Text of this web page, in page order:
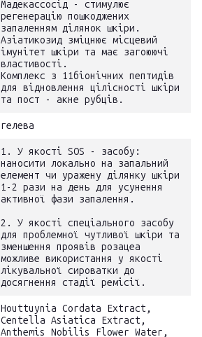
Мадекассосід - стимулює
регенерацію пошкоджених
запаленням ділянок шкіри.
Азіатикозид зміцнює місцевий
імунітет шкіри та має загоюючі
властивості.
Комплекс з 11біонічних пептидів
для відновлення цілісності шкіри
та пост - акне рубців.
гелева
1. У якості SOS - засобу:
наносити локально на запальний
елемент чи уражену ділянку шкіри
1-2 рази на день для усунення
активної фази запалення.
2. У якості спеціального засобу
для проблемної чутливої шкіри та
зменшення проявів розацеа
можливе використання у якості
лікувальної сироватки до
досягнення стадії ремісії.
Houttuynia Cordata Extract,
Centella Asiatica Extract,
Anthemis Nobilis Flower Water,